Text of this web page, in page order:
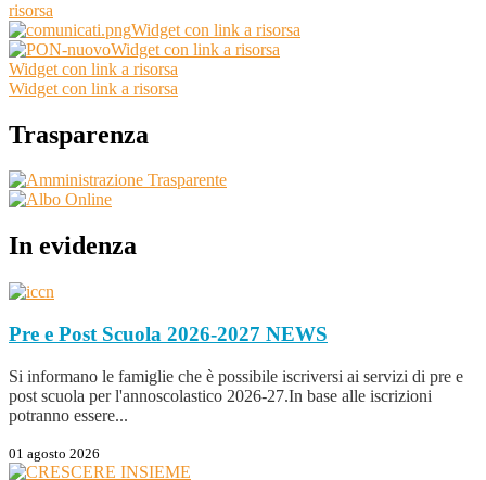
risorsa
Widget con link a risorsa
Widget con link a risorsa
Widget con link a risorsa
Widget con link a risorsa
Trasparenza
In evidenza
Pre e Post Scuola 2026-2027 NEWS
Si informano le famiglie che è possibile iscriversi ai servizi di pre e
post scuola per l'annoscolastico 2026-27.In base alle iscrizioni
potranno essere...
01 agosto 2026